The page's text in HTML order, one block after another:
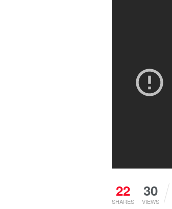
22
SHARES
30
VIEWS